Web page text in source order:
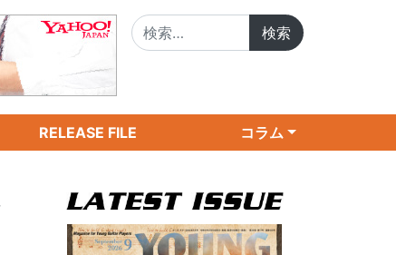
RELEASE FILE コラム